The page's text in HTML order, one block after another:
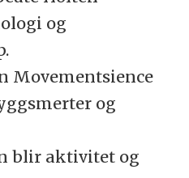
og
Movementsience
og
blir aktivitet og